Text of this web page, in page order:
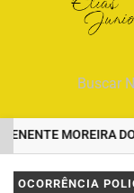
MOREIRA DO
EM ALTA
OCORRÊNCIA